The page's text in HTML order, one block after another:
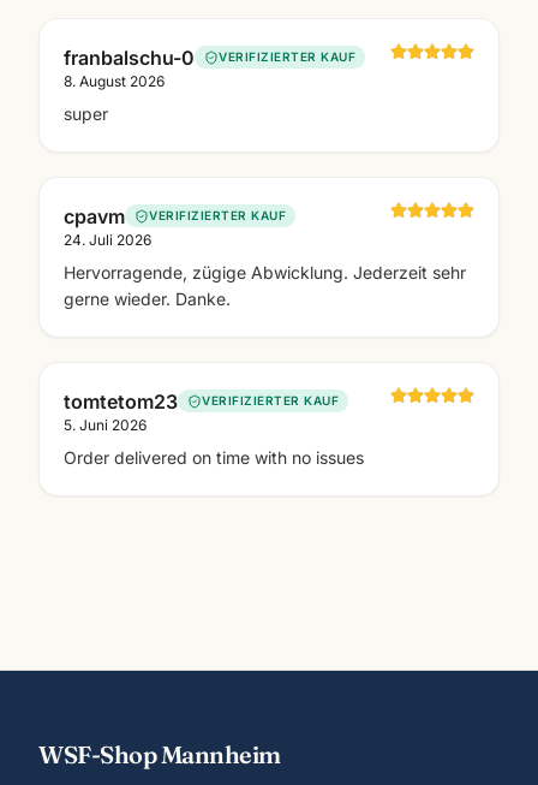
franbalschu-0 VERIFIZIERTER KAUF
8. August 2026
super
cpavm VERIFIZIERTER KAUF
24. Juli 2026
Hervorragende, zügige Abwicklung. Jederzeit sehr
gerne wieder. Danke.
tomtetom23 VERIFIZIERTER KAUF
5. Juni 2026
Order delivered on time with no issues
WSF-Shop Mannheim